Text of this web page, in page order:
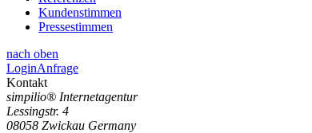
Kundenstimmen
Pressestimmen
nach oben
LoginAnfrage
Kontakt
simpilio® Internetagentur
Lessingstr. 4
08058 Zwickau Germany